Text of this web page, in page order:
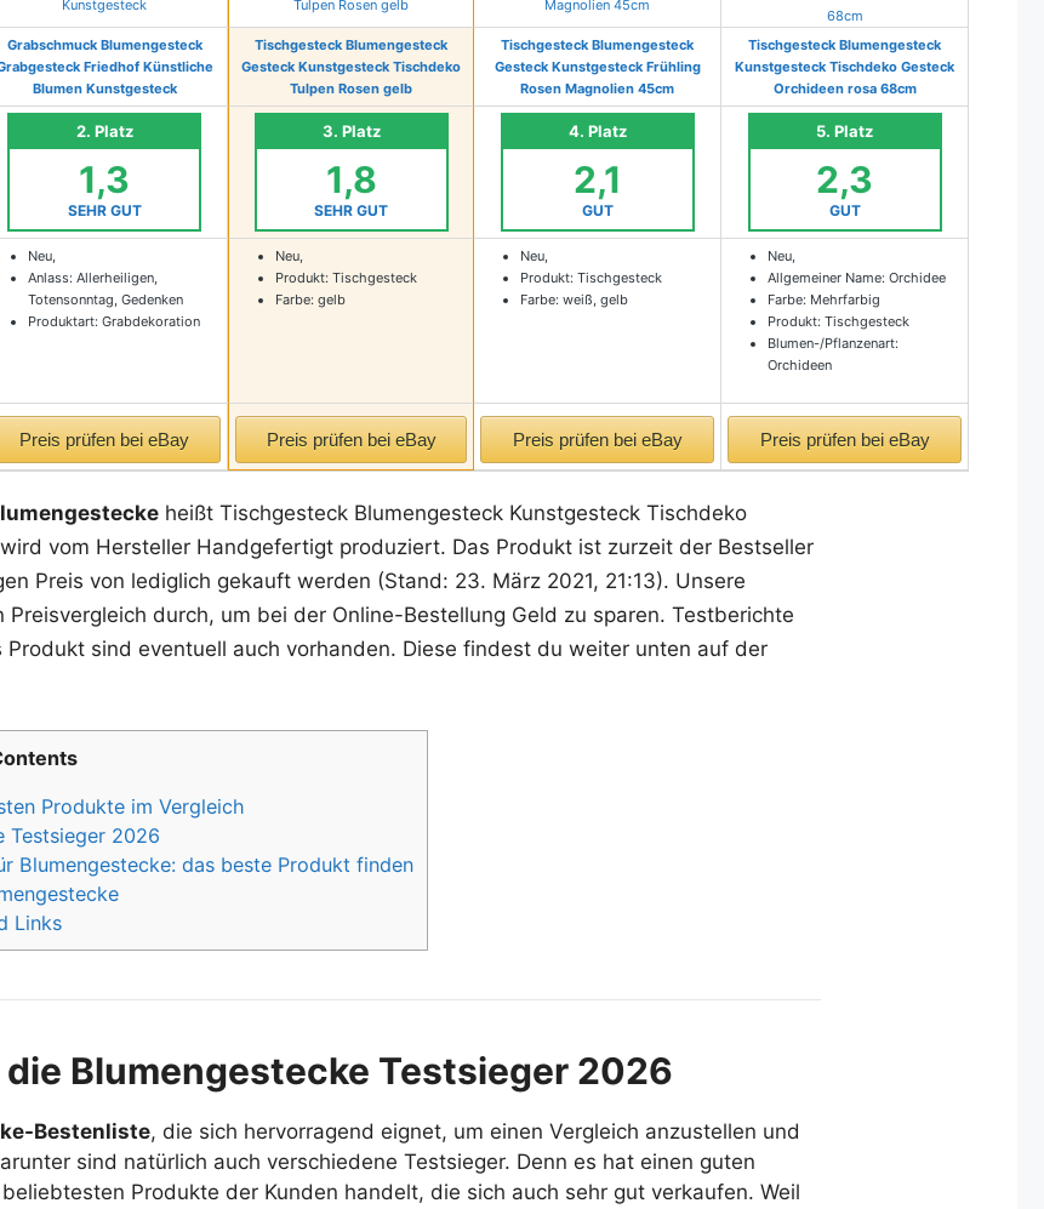
Grabschmuck Blumengesteck
Friedhof Künstliche
Blumen Kunstgesteck
Tischgesteck Blumengesteck
Gesteck Kunstgesteck Tischdeko
Tulpen Rosen gelb
Tischgesteck Blumengesteck
Gesteck Kunstgesteck Frühling
Rosen Magnolien 45cm
Tischgesteck Blumengesteck
Kunstgesteck Tischdeko Gesteck
Orchideen rosa 68cm
2. Platz
1,3
SEHR GUT
3. Platz
1,8
SEHR GUT
4. Platz
2,1
GUT
5. Platz
2,3
GUT
Neu,
Anlass: Allerheiligen,
Totensonntag, Gedenken
Produktart: Grabdekoration
Neu,
Produkt: Tischgesteck
Farbe: gelb
Neu,
Produkt: Tischgesteck
Farbe: weiß, gelb
Neu,
Allgemeiner Name: Orchidee
Farbe: Mehrfarbig
Produkt: Tischgesteck
Blumen-/Pflanzenart:
Orchideen
Preis prüfen bei eBay Preis prüfen bei eBay Preis prüfen bei eBay Preis prüfen bei eBay
heißt Tischgesteck Blumengesteck Kunstgesteck Tischdeko
vom Hersteller Handgefertigt produziert. Das Produkt ist zurzeit der Bestseller
Preis von lediglich gekauft werden (Stand: 23. März 2021, 21:13). Unsere
Preisvergleich durch, um bei der Online-Bestellung Geld zu sparen. Testberichte
sind eventuell auch vorhanden. Diese findest du weiter unten auf der
Produkte im Vergleich
Testsieger 2026
Blumengestecke: das beste Produkt finden
Links
Blumengestecke Testsieger 2026
Bestenliste, die sich hervorragend eignet, um einen Vergleich anzustellen und
sind natürlich auch verschiedene Testsieger. Denn es hat einen guten
Produkte der Kunden handelt, die sich auch sehr gut verkaufen. Weil